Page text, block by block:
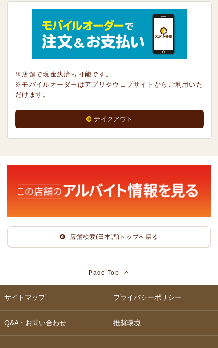
※店舗で現金決済も可能です。
※モバイルオーダーはアプリやウェブサイトからご利用いた
だけます。
テイクアウト
店舗検索(日本語)トップへ戻る
Page Top
サイトマップ プライバシーポリシー
Q&A・お問い合わせ 推奨環境